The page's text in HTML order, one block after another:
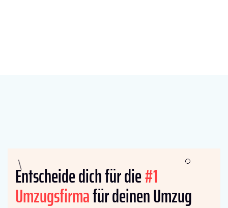
Entscheide dich für die#1
Umzugsfirmafür deinen Umzug